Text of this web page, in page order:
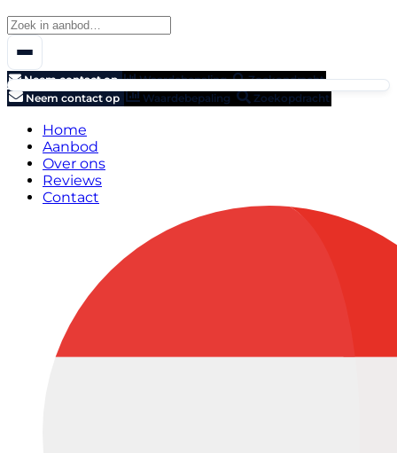
Neem contact op Waardebepaling
Zoekopdracht
Neem contact op
Waardebepaling Zoekopdracht
Home
Aanbod
Over ons
Reviews
Contact